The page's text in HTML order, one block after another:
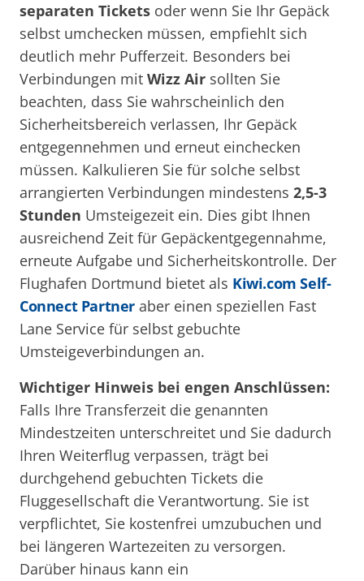
separaten Tickets oder wenn Sie Ihr Gepäck
selbst umchecken müssen, empfiehlt sich
deutlich mehr Pufferzeit. Besonders bei
Verbindungen mit Wizz Air sollten Sie
beachten, dass Sie wahrscheinlich den
Sicherheitsbereich verlassen, Ihr Gepäck
entgegennehmen und erneut einchecken
müssen. Kalkulieren Sie für solche selbst
arrangierten Verbindungen mindestens 2,5-3
Stunden Umsteigezeit ein. Dies gibt Ihnen
ausreichend Zeit für Gepäckentgegennahme,
erneute Aufgabe und Sicherheitskontrolle. Der
Flughafen Dortmund bietet als Kiwi.com Self-
Connect Partner aber einen speziellen Fast
Lane Service für selbst gebuchte
Umsteigeverbindungen an.
Wichtiger Hinweis bei engen Anschlüssen:
Falls Ihre Transferzeit die genannten
Mindestzeiten unterschreitet und Sie dadurch
Ihren Weiterflug verpassen, trägt bei
durchgehend gebuchten Tickets die
Fluggesellschaft die Verantwortung. Sie ist
verpflichtet, Sie kostenfrei umzubuchen und
bei längeren Wartezeiten zu versorgen.
Darüber hinaus kann ein